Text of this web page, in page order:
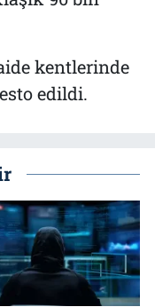
kentlerinde
edildi.